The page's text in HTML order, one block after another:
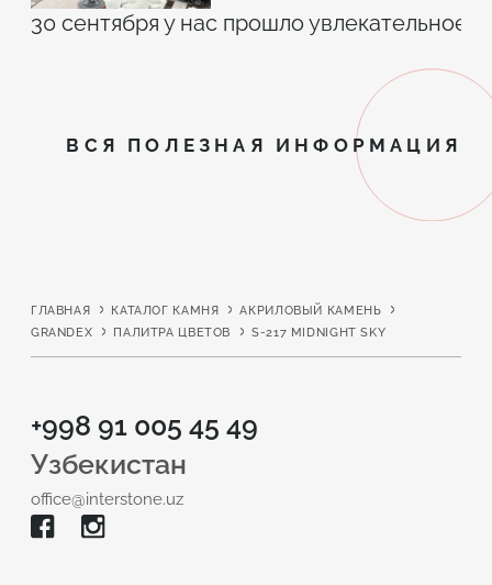
30 сентября у нас прошло увлекательное
ВСЯ ПОЛЕЗНАЯ ИНФОРМАЦИЯ
ГЛАВНАЯ КАТАЛОГ КАМНЯ
АКРИЛОВЫЙ КАМЕНЬ
GRANDEX
ПАЛИТРА ЦВЕТОВ S-217 MIDNIGHT SKY
+998 91 005 45 49
Узбекистан
office@interstone.uz